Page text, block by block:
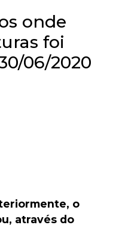
onde
foi
06/2020
o
através do